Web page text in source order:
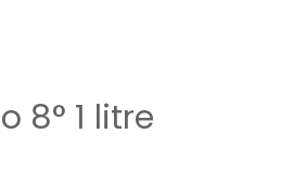
8° 1 litre